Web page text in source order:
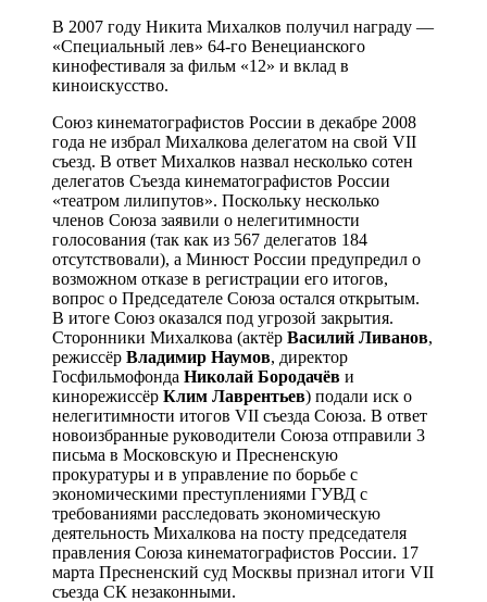
В 2007 году Никита Михалков получил награду —
«Специальный лев» 64-го Венецианского
кинофестиваля за фильм «12» и вклад в
киноискусство.
Союз кинематографистов России в декабре 2008
года не избрал Михалкова делегатом на свой VII
съезд. В ответ Михалков назвал несколько сотен
делегатов Съезда кинематографистов России
«театром лилипутов». Поскольку несколько
членов Союза заявили о нелегитимности
голосования (так как из 567 делегатов 184
отсутствовали), а Минюст России предупредил о
возможном отказе в регистрации его итогов,
вопрос о Председателе Союза остался открытым.
В итоге Союз оказался под угрозой закрытия.
Сторонники Михалкова (актёр Василий Ливанов,
режиссёр Владимир Наумов, директор
Госфильмофонда Николай Бородачёв и
кинорежиссёр Клим Лаврентьев) подали иск о
нелегитимности итогов VII съезда Союза. В ответ
новоизбранные руководители Союза отправили 3
письма в Московскую и Пресненскую
прокуратуры и в управление по борьбе с
экономическими преступлениями ГУВД с
требованиями расследовать экономическую
деятельность Михалкова на посту председателя
правления Союза кинематографистов России. 17
марта Пресненский суд Москвы признал итоги VII
съезда СК незаконными.